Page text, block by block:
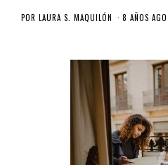
POR LAURA S. MAQUILÓN 8 AÑOS AGO